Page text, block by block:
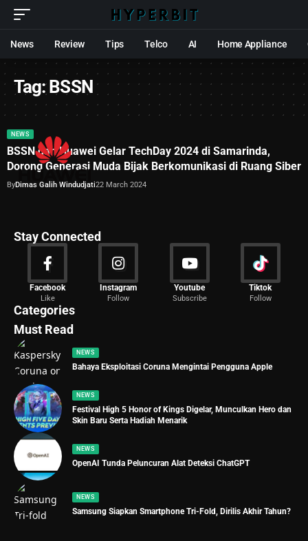
News Review Tips Telco AI Home Appliance
Tag:BSSN
NEWS
BSSN dan Huawei Gelar TechDay 2024 di Samarinda,
Dorong Generasi Muda Bijak Berkomunikasi di Ruang Siber
ByDimas Galih Windudjati22 March 2024
Stay Connected
Facebook
Like
Instagram
Follow
Youtube
Subscribe
Tiktok
Follow
Categories
News
2029 Articles
Must Read
NEWS
Bahaya Eksploitasi Coruna Mengintai Pengguna Apple
NEWS
Festival High 5 Honor of Kings Digelar, Munculkan Hero dan
Skin Baru Serta Hadiah Menarik
NEWS
OpenAI Tunda Peluncuran Alat Deteksi ChatGPT
NEWS
Samsung Siapkan Smartphone Tri-Fold, Dirilis Akhir Tahun?